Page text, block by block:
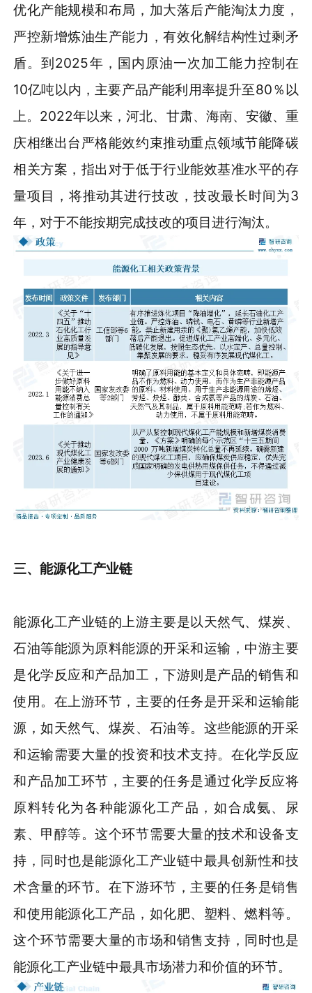
优化产能规模和布局，加大落后产能淘汰力度，
严控新增炼油生产能力，有效化解结构性过剩矛
盾。到2025年，国内原油一次加工能力控制在
10亿吨以内，主要产品产能利用率提升至80％以
上。2022年以来，河北、甘肃、海南、安徽、重
庆相继出台严格能效约束推动重点领域节能降碳
相关方案，指出对于低于行业能效基准水平的存
量项目，将推动其进行技改，技改最长时间为3
年，对于不能按期完成技改的项目进行淘汰。
三、能源化工产业链
能源化工产业链的上游主要是以天然气、煤炭、
石油等能源为原料能源的开采和运输，中游主要
是化学反应和产品加工，下游则是产品的销售和
使用。在上游环节，主要的任务是开采和运输能
源，如天然气、煤炭、石油等。这些能源的开采
和运输需要大量的投资和技术支持。在化学反应
和产品加工环节，主要的任务是通过化学反应将
原料转化为各种能源化工产品，如合成氨、尿
素、甲醇等。这个环节需要大量的技术和设备支
持，同时也是能源化工产业链中最具创新性和技
术含量的环节。在下游环节，主要的任务是销售
和使用能源化工产品，如化肥、塑料、燃料等。
这个环节需要大量的市场和销售支持，同时也是
能源化工产业链中最具市场潜力和价值的环节。